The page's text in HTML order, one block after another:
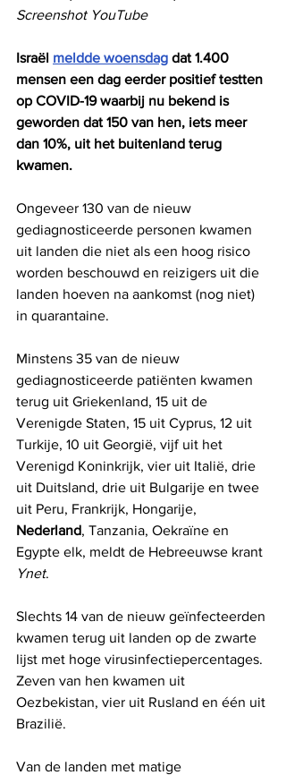
Screenshot YouTube
Israël meldde woensdag dat 1.400
mensen een dag eerder positief testten
op COVID-19 waarbij nu bekend is
geworden dat 150 van hen, iets meer
dan 10%, uit het buitenland terug
kwamen.
Ongeveer 130 van de nieuw
gediagnosticeerde personen kwamen
uit landen die niet als een hoog risico
worden beschouwd en reizigers uit die
landen hoeven na aankomst (nog niet)
in quarantaine.
Minstens 35 van de nieuw
gediagnosticeerde patiënten kwamen
terug uit Griekenland, 15 uit de
Verenigde Staten, 15 uit Cyprus, 12 uit
Turkije, 10 uit Georgië, vijf uit het
Verenigd Koninkrijk, vier uit Italië, drie
uit Duitsland, drie uit Bulgarije en twee
uit Peru, Frankrijk, Hongarije,
Nederland, Tanzania, Oekraïne en
Egypte elk, meldt de Hebreeuwse krant
Ynet.
Slechts 14 van de nieuw geïnfecteerden
kwamen terug uit landen op de zwarte
lijst met hoge virusinfectiepercentages.
Zeven van hen kwamen uit
Oezbekistan, vier uit Rusland en één uit
Brazilië.
Van de landen met matige